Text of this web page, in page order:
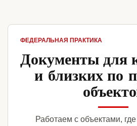
ФЕДЕРАЛЬНАЯ ПРАКТИКА
Документы для
и близких по
Работаем с объектами,